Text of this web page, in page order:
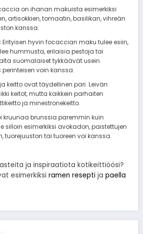
on ihanan makuista esimerkiksi
artisokkien, tomaatin, basilikan, vihreän
kanssa.
Erityisen hyvin focaccian maku tulee esiin,
hummusta, erilaisia pestoja tai
suomalaiset tykkäävät usein
voin kanssa.
keitto ovat täydellinen pari. Leivän
keitot, mutta kaikkein parhaiten
ja minestronekeitto.
kruunaa brunssia paremmin kuin
silloin esimerkiksi avokadon, paistettujen
tuorejuuston tai tuoreen voi kanssa.
ja inspiraatiota kotikeittiöösi?
esimerkiksi ramen resepti ja paella